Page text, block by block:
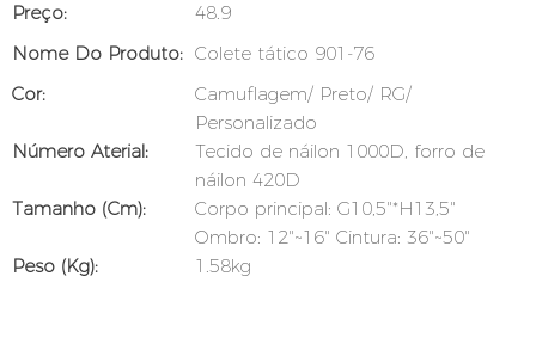
Preço:
48.9
Nome Do Produto: Colete tático 901-76
Cor:
Camuflagem/ Preto/ RG/
Personalizado
Número Aterial:
Tecido de náilon 1000D, forro de
náilon 420D
Tamanho (cm):
Corpo principal: G10,5"*H13,5"
Ombro: 12"~16" Cintura: 36"~50"
Peso (kg):
1.58kg